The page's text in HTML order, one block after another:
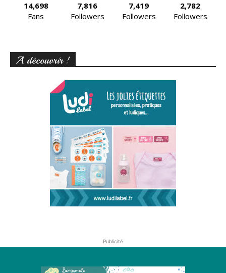
14,698
Fans
7,816
Followers
7,419
Followers
2,782
Followers
A découvrir !
Publicité